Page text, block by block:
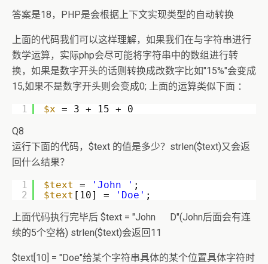
答案是18，PHP是会根据上下文实现类型的自动转换
上面的代码我们可以这样理解，如果我们在与字符串进行
数学运算，实际php会尽可能将字符串中的数组进行转
换，如果是数字开头的话则转换成改数字比如"15%"会变成
15,如果不是数字开头则会变成0; 上面的运算类似下面 ：
1
$x = 3 + 15 + 0
Q8
运行下面的代码，$text 的值是多少？strlen($text)又会返
回什么结果？
1
2
$text = 'John ' ;
$text [10] = 'Doe' ;
上面代码执行完毕后 $text = "John D"(John后面会有连
续的5个空格) strlen($text)会返回11
$text[10] = "Doe"给某个字符串具体的某个位置具体字符时